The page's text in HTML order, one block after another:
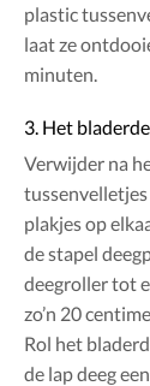
plastic
laat ze
minuten.
3. Het
Verwijder na
plakjes op
de stapel
deegroller tot
zo’n 20
Rol het
de lap deeg